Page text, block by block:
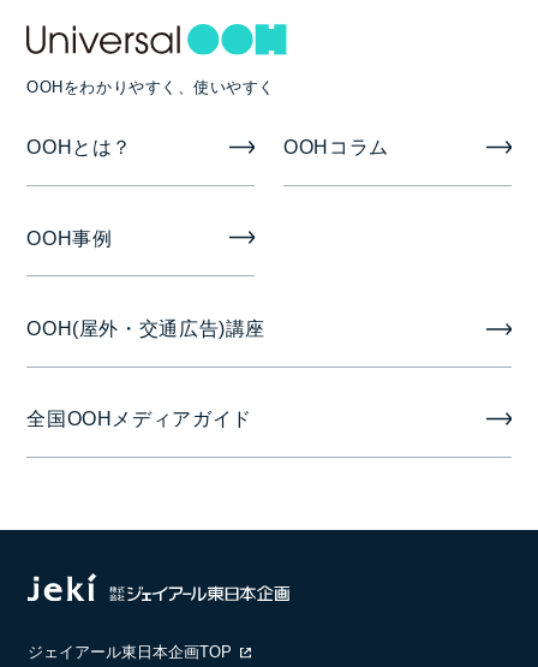
縦0.9m×横0.7m
掲出開始日
28日の場合 1日～28日が基本
日～末日となっております。
掲出保証期間は【14日間：12日間保証】【28日間：
24日間保証】となります。
OOHをわかりやすく、使いやすく
OOHとは？ OOHコラム
OOH事例
OOH(屋外・交通広告)講座
全国OOHメディアガイド
ジェイアール東日本企画TOP